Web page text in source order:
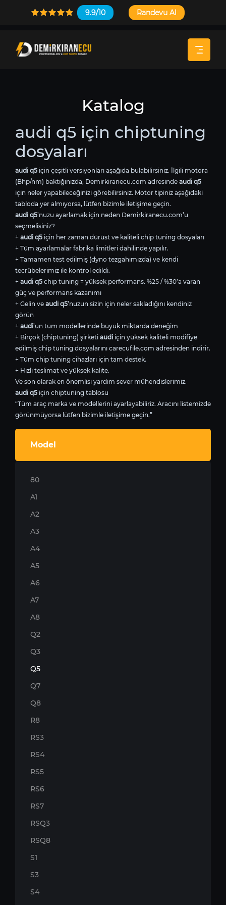
9.9/10 Randevu Al
Katalog
audi q5 için chiptuning
dosyaları
audi q5 için çeşitli versiyonları aşağıda bulabilirsiniz. İlgili motora
(Bhp/nm) baktığınızda, Demirkiranecu.com adresinde audi q5
için neler yapabileceğinizi görebilirsiniz. Motor tipiniz aşağıdaki
tabloda yer almıyorsa, lütfen bizimle iletişime geçin.
audi q5’nuzu ayarlamak için neden Demirkiranecu.com’u
seçmelisiniz?
+ audi q5 için her zaman dürüst ve kaliteli chip tuning dosyaları
+ Tüm ayarlamalar fabrika limitleri dahilinde yapılır.
+ Tamamen test edilmiş (dyno tezgahımızda) ve kendi
tecrübelerimiz ile kontrol edildi.
+ audi q5 chip tuning = yüksek performans. %25 / %30’a varan
güç ve performans kazanımı
+ Gelin ve audi q5’nuzun sizin için neler sakladığını kendiniz
görün
+ audi’un tüm modellerinde büyük miktarda deneğim
+ Birçok (chiptuning) şirketi audi için yüksek kaliteli modifiye
edilmiş chip tuning dosyalarını carecufile.com adresinden indirir.
+ Tüm chip tuning cihazları için tam destek.
+ Hızlı teslimat ve yüksek kalite.
Ve son olarak en önemlisi yardım sever mühendislerimiz.
audi q5 için chiptuning tablosu
“Tüm araç marka ve modellerini ayarlayabiliriz. Aracını listemizde
görünmüyorsa lütfen bizimle iletişime geçin.”
Model
80
A1
A2
A3
A4
A5
A6
A7
A8
Q2
Q3
Q5
Q7
Q8
R8
RS3
RS4
RS5
RS6
RS7
RSQ3
RSQ8
S1
S3
S4